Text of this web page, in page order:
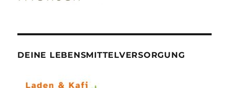
DEINE LEBENSMITTELVERSORGUNG